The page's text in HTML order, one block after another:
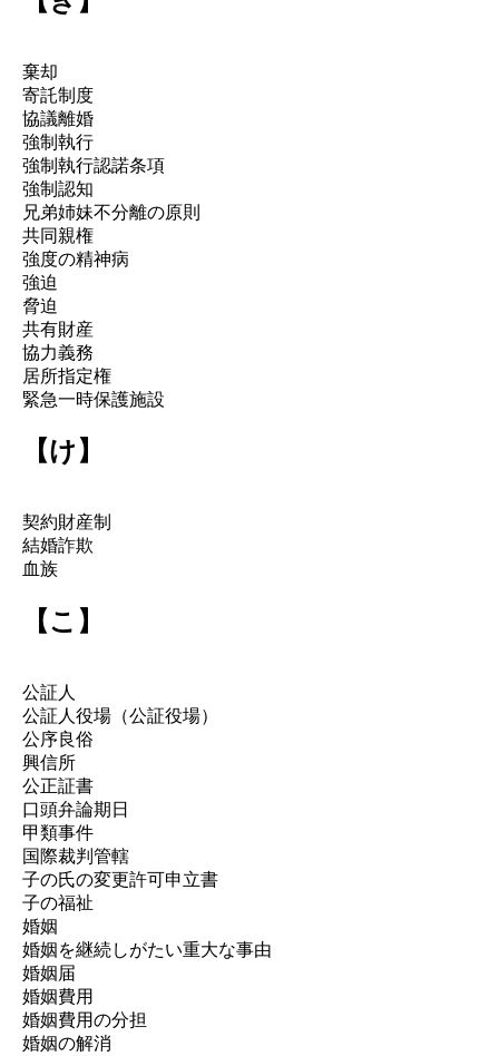
棄却
寄託制度
協議離婚
強制執行
強制執行認諾条項
強制認知
兄弟姉妹不分離の原則
共同親権
強度の精神病
強迫
脅迫
共有財産
協力義務
居所指定権
緊急一時保護施設
【け】
契約財産制
結婚詐欺
血族
【こ】
公証人
公証人役場（公証役場）
公序良俗
興信所
公正証書
口頭弁論期日
甲類事件
国際裁判管轄
子の氏の変更許可申立書
子の福祉
婚姻
婚姻を継続しがたい重大な事由
婚姻届
婚姻費用
婚姻費用の分担
婚姻の解消